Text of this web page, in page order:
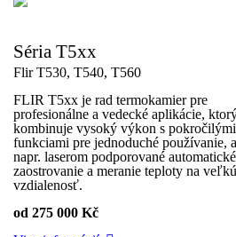
Séria T5xx
Flir T530, T540, T560
FLIR T5xx je rad termokamier pre
profesionálne a vedecké aplikácie,
kombinuje vysoký výkon s pokročilými
funkciami pre jednoduché používanie,
napr. laserom podporované automatické
zaostrovanie a meranie teploty na veľkú
vzdialenosť.
od 275 000 Kč